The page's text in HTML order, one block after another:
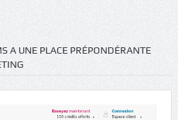
A UNE PLACE PRÉPONDÉRANTE